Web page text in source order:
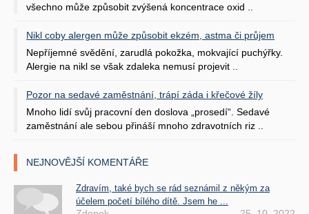
všechno může způsobit zvýšená koncentrace oxid ..
Nikl coby alergen může způsobit ekzém, astma či průjem
Nepříjemné svědění, zarudlá pokožka, mokvající puchýřky.
Alergie na nikl se však zdaleka nemusí projevit ..
Pozor na sedavé zaměstnání, trápí záda i křečové žíly
Mnoho lidí svůj pracovní den doslova „prosedí“. Sedavé
zaměstnání ale sebou přináší mnoho zdravotních riz ..
NEJNOVĚJŠÍ KOMENTÁŘE
Zdravím, také bych se rád seznámil z někým za
účelem početí bílého dítě. Jsem he ...